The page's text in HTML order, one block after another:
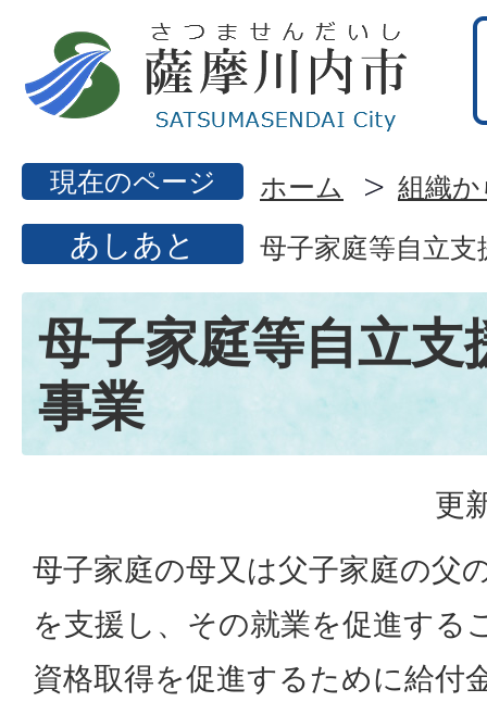
現在のページ ホーム 組織
あしあと 母子家庭等自立支
母子家庭等自立支
事業
更
母子家庭の母又は父子家庭の父
を支援し、その就業を促進する
資格取得を促進するために給付